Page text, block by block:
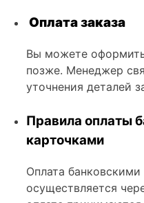
Оплата заказа
Вы можете оформить
позже. Менеджер
уточнения деталей
Правила оплаты
карточками
Оплата
осуществляется
80*160
Керамогранит под Мрамор
Керамогранит под Бетон
Белый керамогранит
Черно-белый керамогранит
Бежевый керамогранит
Керамогранит коричневый